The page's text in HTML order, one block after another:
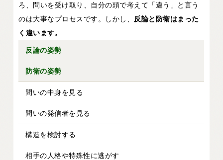
ろ、問いを受け取り、自分の頭で考えて「違う」と言う
のは大事なプロセスです。しかし、
反論と防衛はまった
く違います。
反論の姿勢
防衛の姿勢
問いの中身を見る
問いの発信者を見る
構造を検討する
相手の人格や特殊性に逃がす